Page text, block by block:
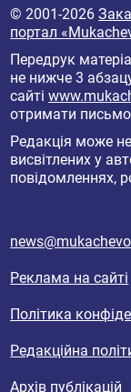
© 2001-2026
портал
Передрук
не нижче 3
сайті
отримати
Редакція може
висвітлених у
повідомленнях,
Реклама на сайті
Політика
Редакційна
Архів публікацій